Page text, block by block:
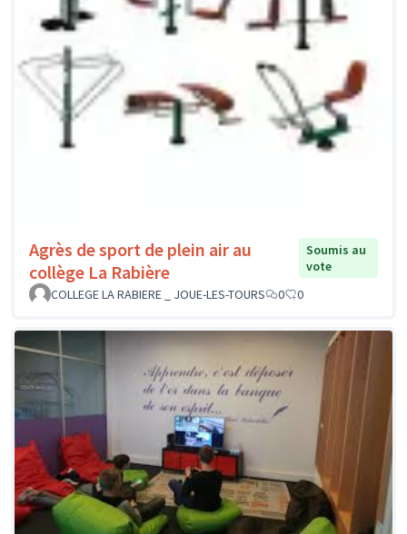
Agrès de sport de plein air au
collège La Rabière
Soumis au
vote
COLLEGE LA RABIERE _ JOUE-LES-TOURS
0 0